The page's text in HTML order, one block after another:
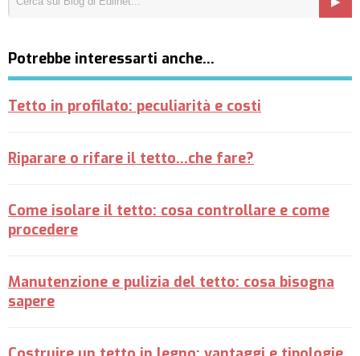
Potrebbe interessarti anche…
Tetto in profilato: peculiarità e costi
Riparare o rifare il tetto...che fare?
Come isolare il tetto: cosa controllare e come
procedere
Manutenzione e pulizia del tetto: cosa bisogna
sapere